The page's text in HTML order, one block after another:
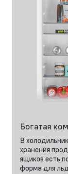
Богатая
В
хранения
ящиков есть
форма для